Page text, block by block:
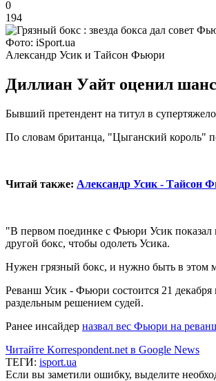
0
194
Фото: iSport.ua
Александр Усик и Тайсон Фьюри
Диллиан Уайт оценил
Бывший претендент на титул в
По словам британца, "Цыганский король"
Читай также: Александр Усик - Тайсон
"В первом поединке с Фьюри Усик показал
другой бокс, чтобы одолеть Усика.
Нужен грязный бокс, и нужно быть в этом
Реванш Усик - Фьюри состоится 21
раздельным решением судей.
Ранее инсайдер назвал вес Фьюри на
Читайте Korrespondent.net в Google News
ТЕГИ: isport.ua
Если вы заметили ошибку, выделите